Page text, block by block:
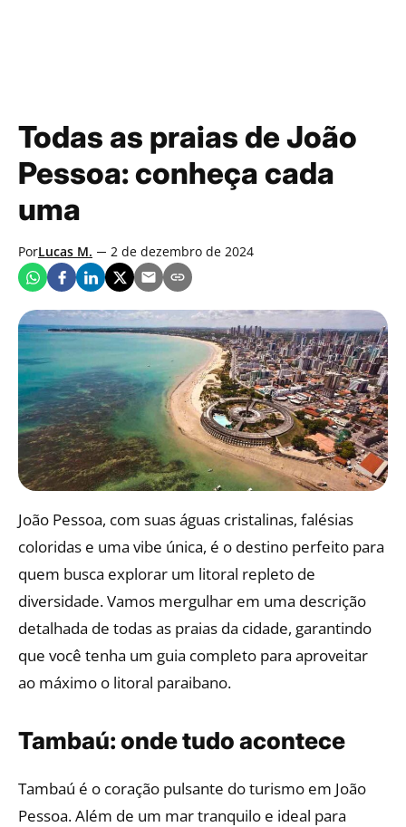
Todas as praias de João
Pessoa: conheça cada
uma
PorLucas M. 2 de dezembro de 2024
João Pessoa, com suas águas cristalinas, falésias
coloridas e uma vibe única, é o destino perfeito para
quem busca explorar um litoral repleto de
diversidade. Vamos mergulhar em uma descrição
detalhada de todas as praias da cidade, garantindo
que você tenha um guia completo para aproveitar
ao máximo o litoral paraibano.
Tambaú: onde tudo acontece
Tambaú é o coração pulsante do turismo em João
Pessoa. Além de um mar tranquilo e ideal para